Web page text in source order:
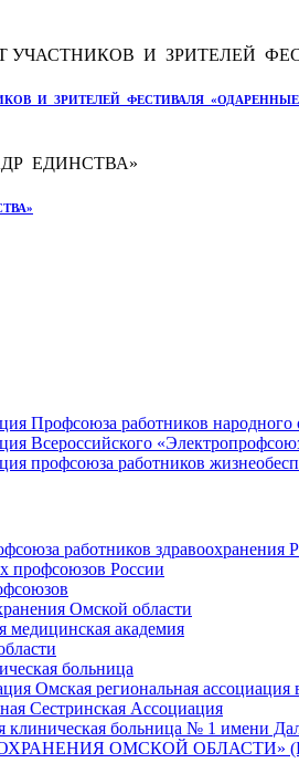
И ЗРИТЕЛЕЙ ФЕСТИВАЛЯ
Профсоюза работников народного
Всероссийского
профсоюза работников